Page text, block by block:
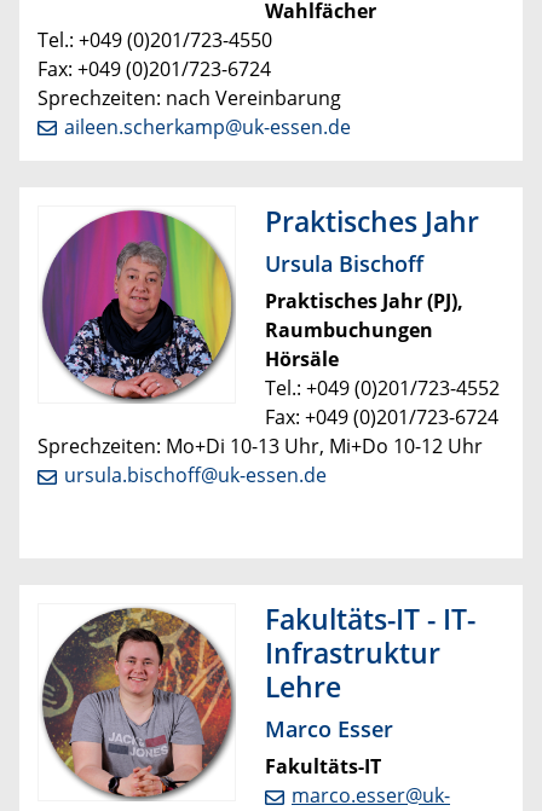
Wahlfächer
Tel.: +049 (0)201/723-4550
Fax: +049 (0)201/723-6724
Sprechzeiten: nach Vereinbarung
aileen.scherkamp@uk-essen.de
Praktisches Jahr
Ursula Bischoff
Praktisches Jahr (PJ),
Raumbuchungen
Hörsäle
Tel.: +049 (0)201/723-4552
Fax: +049 (0)201/723-6724
Sprechzeiten: Mo+Di 10-13 Uhr, Mi+Do 10-12 Uhr
ursula.bischoff@uk-essen.de
Fakultäts-IT - IT-
Infrastruktur
Lehre
Marco Esser
Fakultäts-IT
marco.esser@uk-